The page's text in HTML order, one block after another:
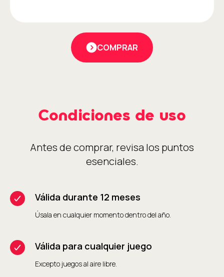
COMPRAR
Condiciones de uso
Antes de comprar, revisa los puntos
esenciales.
Válida durante 12 meses
Úsala en cualquier momento dentro del año.
Válida para cualquier juego
Excepto juegos al aire libre.